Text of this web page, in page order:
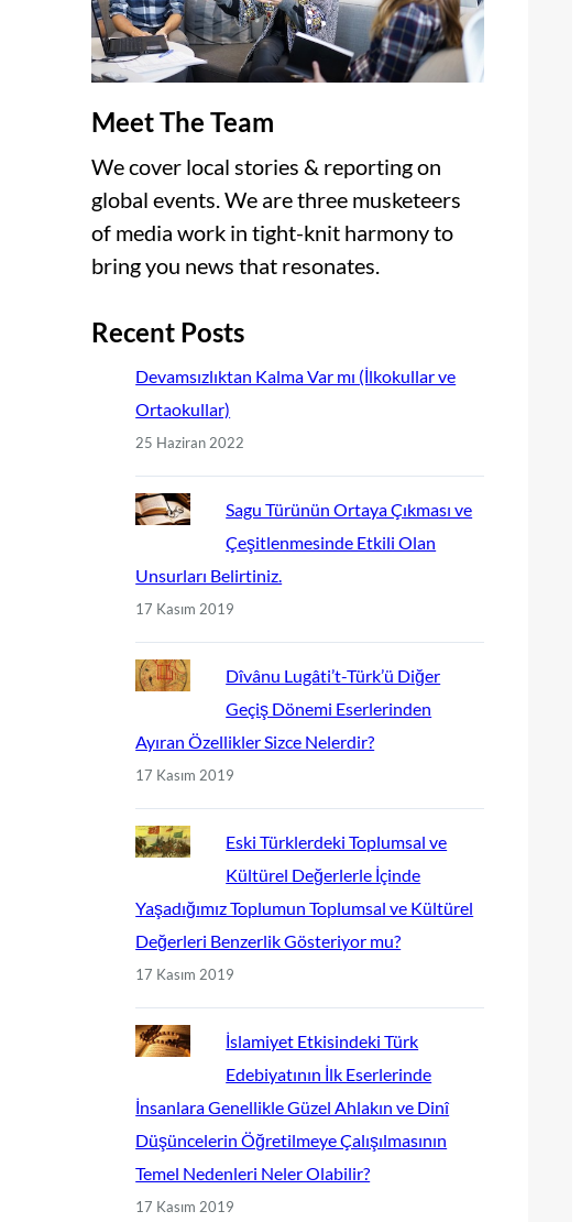
Meet The Team
We cover local stories & reporting on
global events. We are three musketeers
of media work in tight-knit harmony to
bring you news that resonates.
Recent Posts
Devamsızlıktan Kalma Var mı (İlkokullar ve
Ortaokullar)
25 Haziran 2022
Sagu Türünün Ortaya Çıkması ve
Çeşitlenmesinde Etkili Olan
Unsurları Belirtiniz.
17 Kasım 2019
Dîvânu Lugâti’t-Türk’ü Diğer
Geçiş Dönemi Eserlerinden
Ayıran Özellikler Sizce Nelerdir?
17 Kasım 2019
Eski Türklerdeki Toplumsal ve
Kültürel Değerlerle İçinde
Yaşadığımız Toplumun Toplumsal ve Kültürel
Değerleri Benzerlik Gösteriyor mu?
17 Kasım 2019
İslamiyet Etkisindeki Türk
Edebiyatının İlk Eserlerinde
İnsanlara Genellikle Güzel Ahlakın ve Dinî
Düşüncelerin Öğretilmeye Çalışılmasının
Temel Nedenleri Neler Olabilir?
17 Kasım 2019